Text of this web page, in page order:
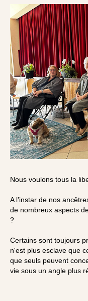
Nous voulons tous la
A l’instar de nos
de nombreux aspects
?
Certains sont toujours
n'est plus esclave que
que seuls peuvent
vie sous un angle plus